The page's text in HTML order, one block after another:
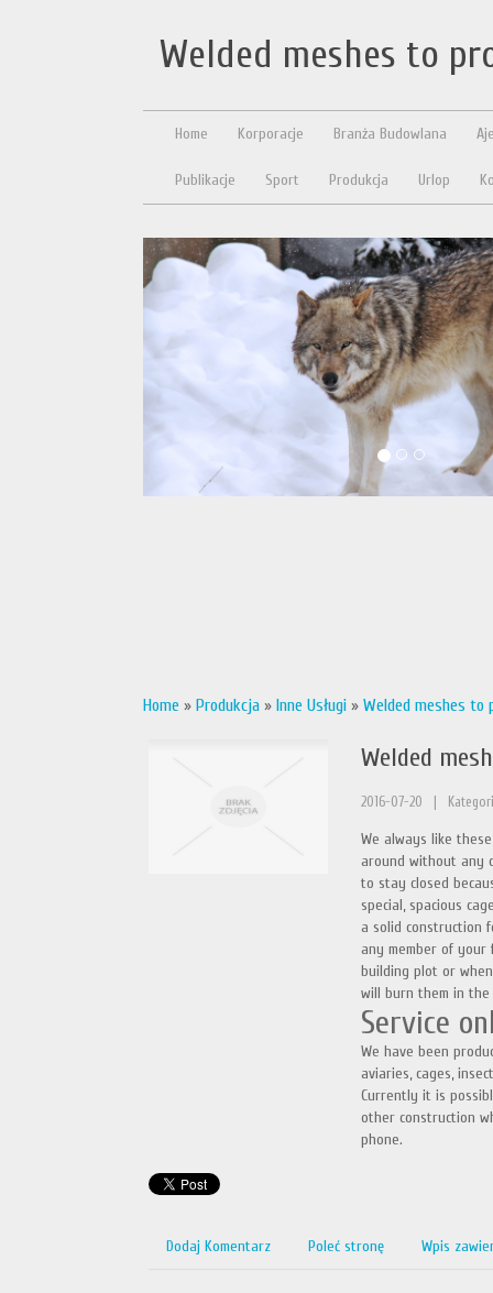
Welded meshes to
Home Korporacje Branża Budowlana
Publikacje Sport Produkcja Urlop
Home » Produkcja » Inne Usługi » Welded meshes to
Welded
2016-07-20
We always like
around without any
to stay closed
special, spacious
a solid construction
any member of
building plot or
will burn them in the
Service
We have been
aviaries, cages,
Currently it is
other construction
phone.
Dodaj Komentarz Poleć stronę Wpis